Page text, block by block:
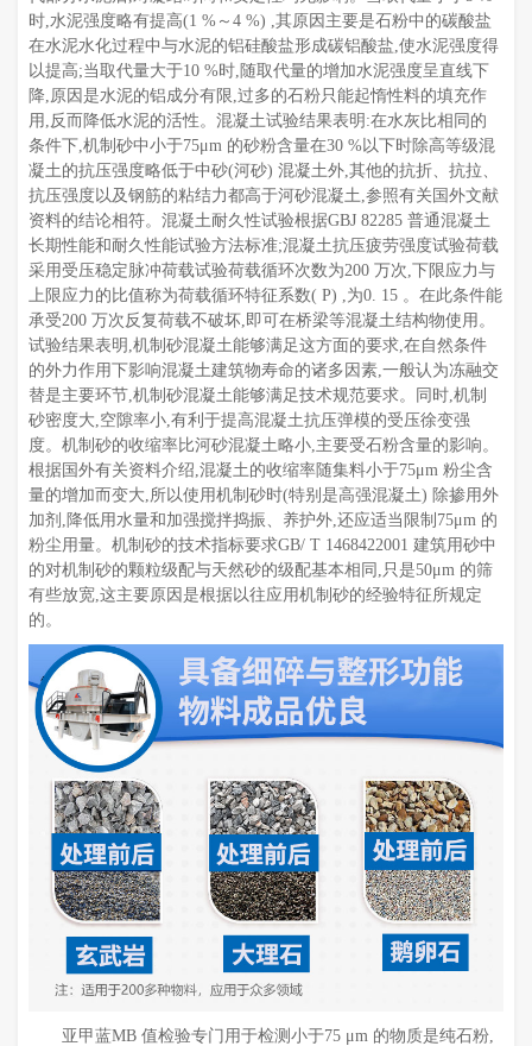
时,水泥强度略有提高(1 %～4 %) ,其原因主要是石粉中的碳酸盐
在水泥水化过程中与水泥的铝硅酸盐形成碳铝酸盐,使水泥强度得
以提高;当取代量大于10 %时,随取代量的增加水泥强度呈直线下
降,原因是水泥的铝成分有限,过多的石粉只能起惰性料的填充作
用,反而降低水泥的活性。混凝土试验结果表明:在水灰比相同的
条件下,机制砂中小于75μm 的砂粉含量在30 %以下时除高等级混
凝土的抗压强度略低于中砂(河砂) 混凝土外,其他的抗折、抗拉、
抗压强度以及钢筋的粘结力都高于河砂混凝土,参照有关国外文献
资料的结论相符。混凝土耐久性试验根据GBJ 82285 普通混凝土
长期性能和耐久性能试验方法标准;混凝土抗压疲劳强度试验荷载
采用受压稳定脉冲荷载试验荷载循环次数为200 万次,下限应力与
上限应力的比值称为荷载循环特征系数( P) ,为0. 15 。在此条件能
承受200 万次反复荷载不破坏,即可在桥梁等混凝土结构物使用。
试验结果表明,机制砂混凝土能够满足这方面的要求,在自然条件
的外力作用下影响混凝土建筑物寿命的诸多因素,一般认为冻融交
替是主要环节,机制砂混凝土能够满足技术规范要求。同时,机制
砂密度大,空隙率小,有利于提高混凝土抗压弹模的受压徐变强
度。机制砂的收缩率比河砂混凝土略小,主要受石粉含量的影响。
根据国外有关资料介绍,混凝土的收缩率随集料小于75μm 粉尘含
量的增加而变大,所以使用机制砂时(特别是高强混凝土) 除掺用外
加剂,降低用水量和加强搅拌捣振、养护外,还应适当限制75μm 的
粉尘用量。机制砂的技术指标要求GB/ T 1468422001 建筑用砂中
的对机制砂的颗粒级配与天然砂的级配基本相同,只是50μm 的筛
有些放宽,这主要原因是根据以往应用机制砂的经验特征所规定
的。
亚甲蓝MB 值检验专门用于检测小于75 μm 的物质是纯石粉,